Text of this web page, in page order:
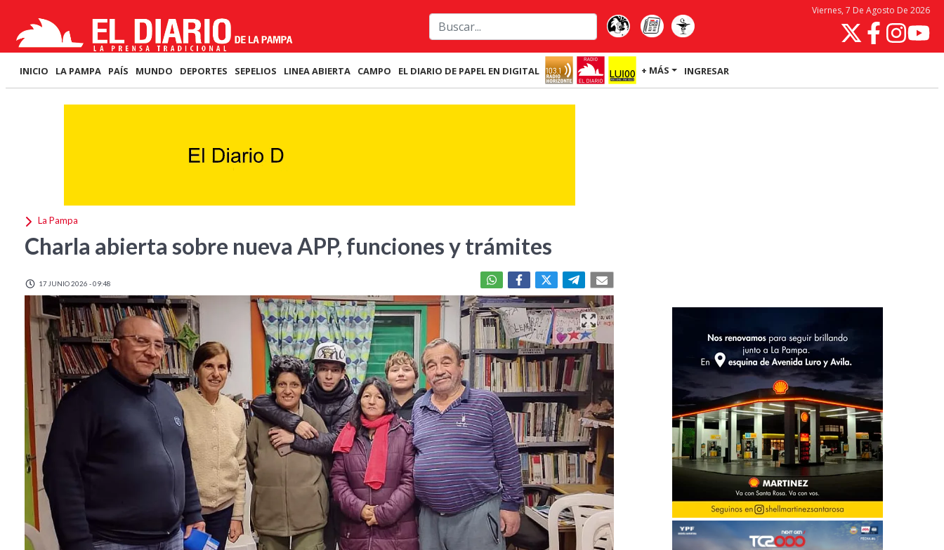
Viernes, 7 De Agosto De 2026
INICIO LA PAMPA PAÍS MUNDO DEPORTES SEPELIOS LINEA ABIERTA CAMPO EL DIARIO DE PAPEL EN DIGITAL + MÁS INGRESAR
La Pampa
Charla abierta sobre nueva APP, funciones y trámites
17 JUNIO 2026 - 09:48